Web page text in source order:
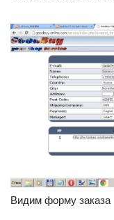
Видим форму заказа